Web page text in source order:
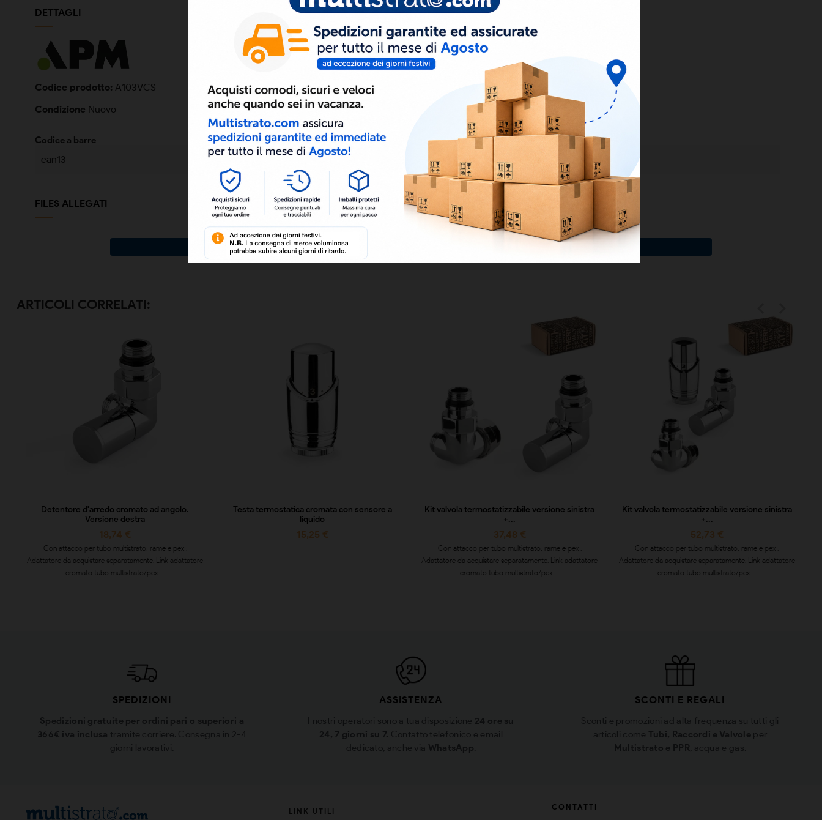
DETTAGLI
Codice prodotto: A103VCS
Condizione Nuovo
Codice a barre
ean13 8050000023365
FILES ALLEGATI
ARTICOLI CORRELATI:
Detentore d'arredo cromato ad angolo.
Versione destra
18,74 €
Con attacco per tubo multistrato, rame e pex .
Adattatore da acquistare separatamente. Link adattatore
cromato tubo multistrato/pex ....
Testa termostatica cromata con sensore a
liquido
15,25 €
Kit valvola termostatizzabile versione sinistra
+...
37,48 €
Con attacco per tubo multistrato, rame e pex .
Adattatore da acquistare separatamente. Link adattatore
cromato tubo multistrato/pex ....
Kit valvola termostatizzabile versione sinistra
+...
52,73 €
Con attacco per tubo multistrato, rame e pex .
Adattatore da acquistare separatamente. Link adattatore
cromato tubo multistrato/pex ....
SPEDIZIONI
Spedizioni gratuite per ordini pari o superiori a
366€ iva inclusa tramite corriere. Consegna in 2-4
giorni lavorativi.
ASSISTENZA
I nostri operatori sono a tua disposizione 24 ore su
24, 7 giorni su 7. Contatto telefonico e email
dedicato, anche via WhatsApp
SCONTI E REGALI
Sconti e promozioni ad alta frequenza su tutti gli
articoli come Tubi, Raccordi e Valvole per
Multistrato e PPR , acqua e gas.
LINK UTILI CONTATTI